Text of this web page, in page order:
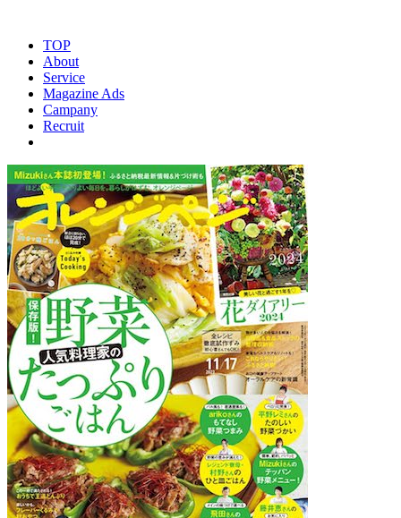
TOP
About
Service
Magazine Ads
Campany
Recruit